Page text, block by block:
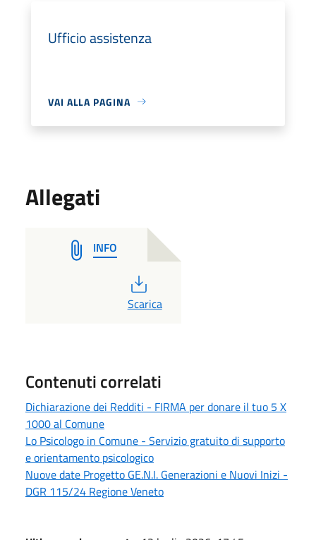
Ufficio assistenza
VAI ALLA PAGINA
Allegati
INFO
PDF
Scarica
Contenuti correlati
Dichiarazione dei Redditi - FIRMA per donare il tuo 5 X
1000 al Comune
Lo Psicologo in Comune - Servizio gratuito di supporto
e orientamento psicologico
Nuove date Progetto GE.N.I. Generazioni e Nuovi Inizi -
DGR 115/24 Regione Veneto